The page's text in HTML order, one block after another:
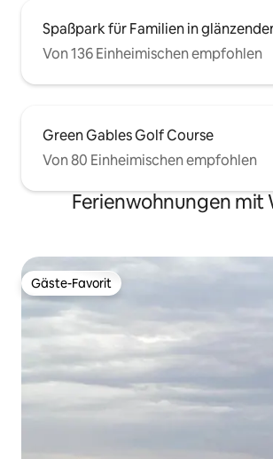
Spaßpark für Familien in
Von 136 Einheimischen empfohlen
Green Gables Golf Course
Von 80 Einheimischen empfohlen
Ferienwohnungen mit
Gäste-Favorit
Gäste-Favorit